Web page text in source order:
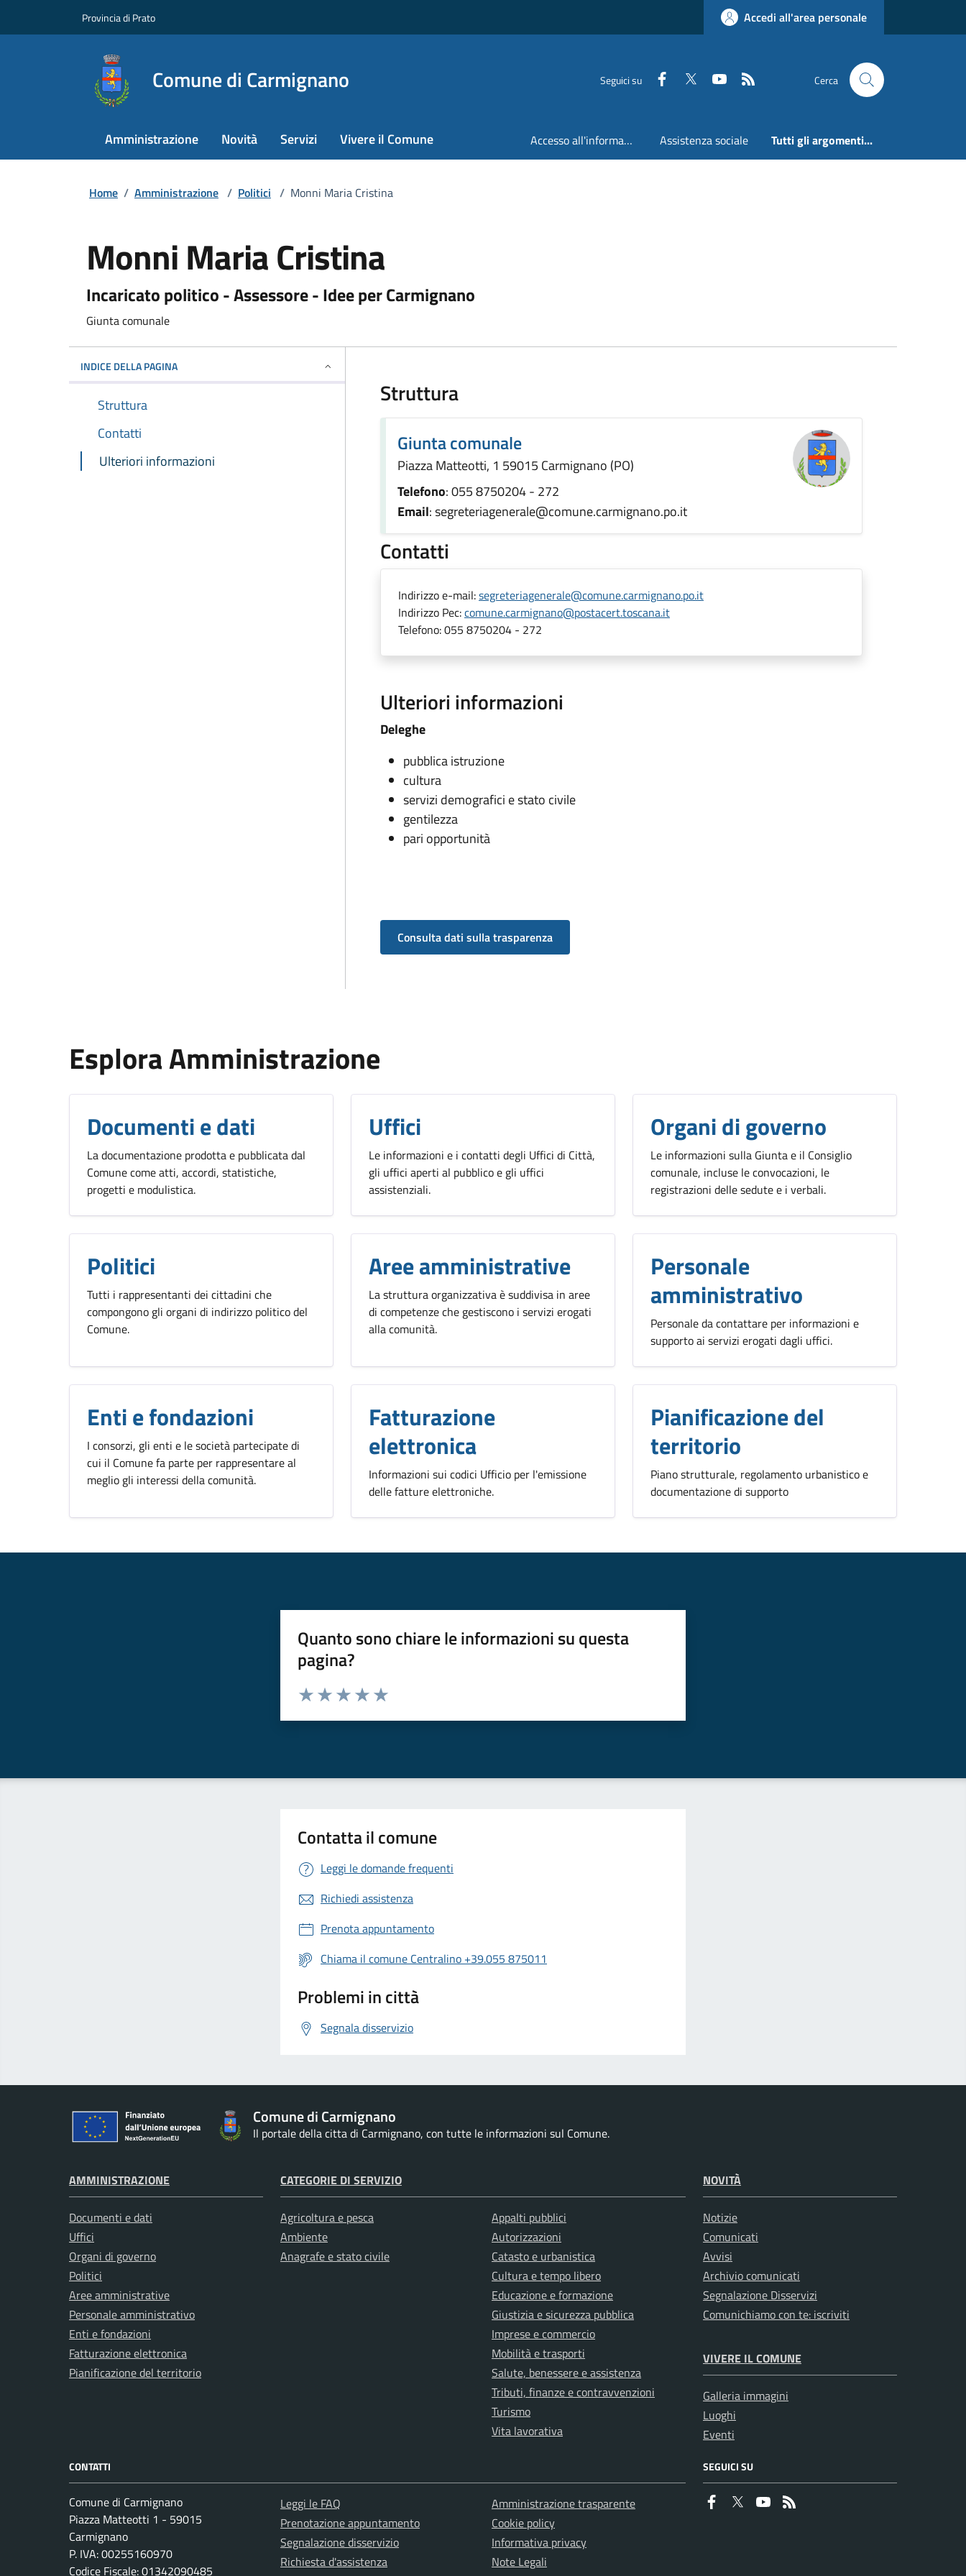
Provincia di Prato Accedi all'area personale
Comune di Carmignano Seguici su Faceboook
Twitter Youtube Cerca
Amministrazione Novità Servizi Vivere il Comune Accesso all'informazione Assistenza sociale Tutti gli argomenti...
Home / Amministrazione / Politici / Monni Maria Cristina
Monni Maria Cristina
Incaricato politico - Assessore - Idee per Carmignano
Giunta comunale
INDICE DELLA PAGINA
Struttura
Contatti
Ulteriori informazioni
Struttura
Giunta comunale
Piazza Matteotti, 1 59015 Carmignano (PO)
Telefono: 055 8750204 - 272
Email: segreteriagenerale@comune.carmignano.po.it
Contatti
Indirizzo e-mail:segreteriagenerale@comune.carmignano.po.it
Indirizzo Pec:comune.carmignano@postacert.toscana.it
Telefono:055 8750204 - 272
Ulteriori informazioni
Deleghe
pubblica istruzione
cultura
servizi demografici e stato civile
gentilezza
pari opportunità
Consulta dati sulla trasparenza
Esplora Amministrazione
Documenti e dati
La documentazione prodotta e pubblicata dal
Comune come atti, accordi, statistiche,
progetti e modulistica.
Uffici
Le informazioni e i contatti degli Uffici di Città,
gli uffici aperti al pubblico e gli uffici
assistenziali.
Organi di governo
Le informazioni sulla Giunta e il Consiglio
comunale, incluse le convocazioni, le
registrazioni delle sedute e i verbali.
Politici
Tutti i rappresentanti dei cittadini che
compongono gli organi di indirizzo politico del
Comune.
Aree amministrative
La struttura organizzativa è suddivisa in aree
di competenze che gestiscono i servizi erogati
alla comunità.
Personale
amministrativo
Personale da contattare per informazioni e
supporto ai servizi erogati dagli uffici.
Enti e fondazioni
I consorzi, gli enti e le società partecipate di
cui il Comune fa parte per rappresentare al
meglio gli interessi della comunità.
Fatturazione
elettronica
Informazioni sui codici Ufficio per l'emissione
delle fatture elettroniche.
Pianificazione del
territorio
Piano strutturale, regolamento urbanistico e
documentazione di supporto
Quanto sono chiare le informazioni su questa
pagina?
Valuta da 1 a 5 stelle la pagina
Contatta il comune
Leggi le domande frequenti
Richiedi assistenza
Prenota appuntamento
Chiama il comune Centralino +39.055 875011
Problemi in città
Segnala disservizio
Comune di Carmignano
Il portale della citta di Carmignano, con tutte le informazioni sul Comune.
AMMINISTRAZIONE
Documenti e dati
Uffici
Organi di governo
Politici
Aree amministrative
Personale amministrativo
Enti e fondazioni
Fatturazione elettronica
Pianificazione del territorio
CATEGORIE DI SERVIZIO
Agricoltura e pesca
Ambiente
Anagrafe e stato civile
Appalti pubblici
Autorizzazioni
Catasto e urbanistica
Cultura e tempo libero
Educazione e formazione
Giustizia e sicurezza pubblica
Imprese e commercio
Mobilità e trasporti
Salute, benessere e assistenza
Tributi, finanze e contravvenzioni
Turismo
Vita lavorativa
NOVITÀ
Notizie
Comunicati
Avvisi
Archivio comunicati
Segnalazione Disservizi
Comunichiamo con te: iscriviti
VIVERE IL COMUNE
Galleria immagini
Luoghi
Eventi
CONTATTI
Comune di Carmignano
Piazza Matteotti 1 - 59015
Carmignano
P. IVA: 00255160970
Codice Fiscale: 01342090485
Leggi le FAQ
Prenotazione appuntamento
Segnalazione disservizio
Richiesta d'assistenza
Amministrazione trasparente
Cookie policy
Informativa privacy
Note Legali
SEGUICI SU
Faceboook
Twitter Youtube